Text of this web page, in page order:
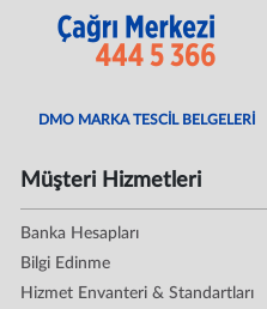
DMO MARKA TESCİL BELGELERİ
Müşteri Hizmetleri
Banka Hesapları
Bilgi Edinme
Hizmet Envanteri & Standartları